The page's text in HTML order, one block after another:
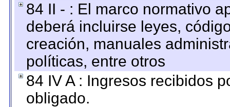
84 II - : El marco normativo
deberá incluirse leyes,
creación, manuales
políticas, entre otros
84 IV A : Ingresos recibidos
obligado.